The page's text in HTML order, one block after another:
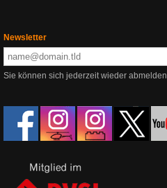
Newsletter
Sie können sich jederzeit wieder abmelden.